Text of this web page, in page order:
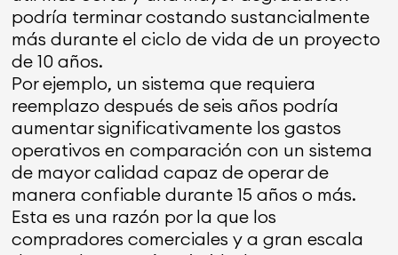
podría terminar costando sustancialmente
más durante el ciclo de vida de un proyecto
de 10 años.
Por ejemplo, un sistema que requiera
reemplazo después de seis años podría
aumentar significativamente los gastos
operativos en comparación con un sistema
de mayor calidad capaz de operar de
manera confiable durante 15 años o más.
Esta es una razón por la que los
compradores comerciales y a gran escala